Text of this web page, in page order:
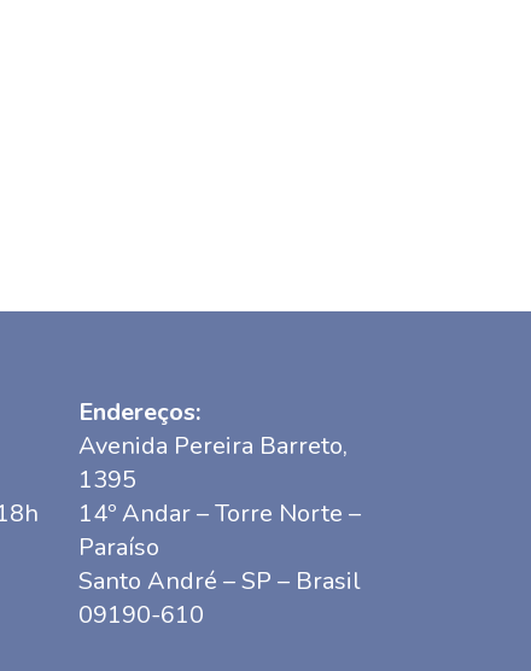
Endereços:
Avenida Pereira Barreto,
1395
14º Andar – Torre Norte –
Paraíso
Santo André – SP – Brasil
09190-610